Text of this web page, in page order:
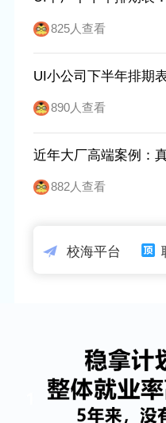
正 普通一本为主
825人查看
UI小公司下半年排期
转正 二本为主
890人查看
近年大厂高端案例：
是直接证据
882人查看
校海平台